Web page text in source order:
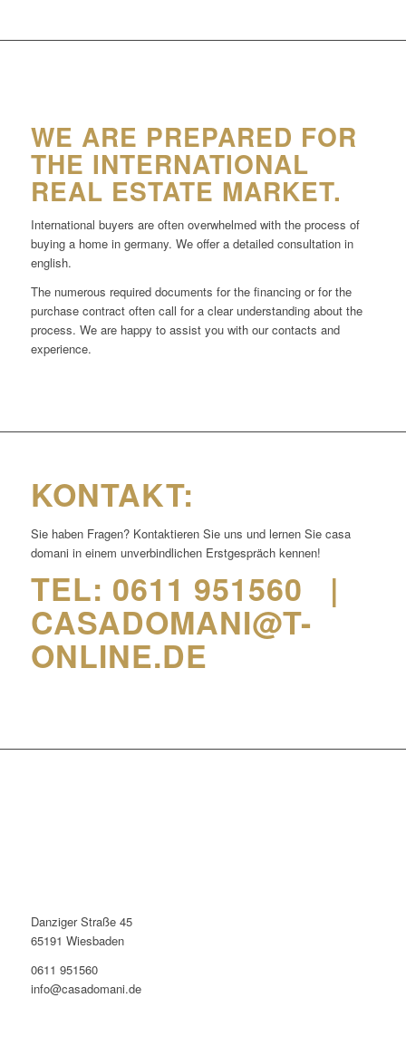
WE ARE PREPARED FOR
THE INTERNATIONAL
REAL ESTATE MARKET.
International buyers are often overwhelmed with the process of
buying a home in germany. We offer a detailed consultation in
english.
The numerous required documents for the financing or for the
purchase contract often call for a clear understanding about the
process. We are happy to assist you with our contacts and
experience.
KONTAKT:
Sie haben Fragen? Kontaktieren Sie uns und lernen Sie casa
domani in einem unverbindlichen Erstgespräch kennen!
TEL: 0611 951560 |
CASADOMANI@T-
ONLINE.DE
Danziger Straße 45
65191 Wiesbaden
0611 951560
info@casadomani.de